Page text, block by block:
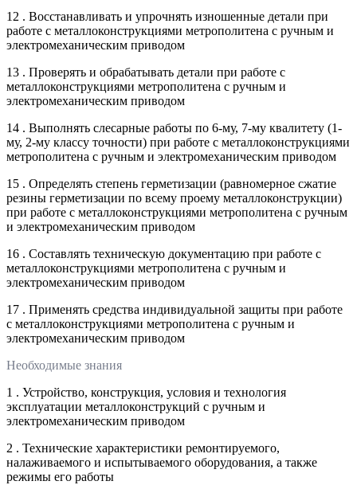
12 . Восстанавливать и упрочнять изношенные детали при
работе с металлоконструкциями метрополитена с ручным и
электромеханическим приводом
13 . Проверять и обрабатывать детали при работе с
металлоконструкциями метрополитена с ручным и
электромеханическим приводом
14 . Выполнять слесарные работы по 6-му, 7-му квалитету (1-
му, 2-му классу точности) при работе с металлоконструкциями
метрополитена с ручным и электромеханическим приводом
15 . Определять степень герметизации (равномерное сжатие
резины герметизации по всему проему металлоконструкции)
при работе с металлоконструкциями метрополитена с ручным
и электромеханическим приводом
16 . Составлять техническую документацию при работе с
металлоконструкциями метрополитена с ручным и
электромеханическим приводом
17 . Применять средства индивидуальной защиты при работе
с металлоконструкциями метрополитена с ручным и
электромеханическим приводом
Необходимые знания
1 . Устройство, конструкция, условия и технология
эксплуатации металлоконструкций с ручным и
электромеханическим приводом
2 . Технические характеристики ремонтируемого,
налаживаемого и испытываемого оборудования, а также
режимы его работы